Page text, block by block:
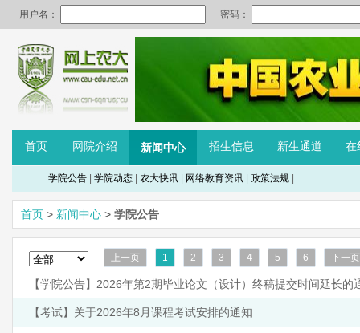
首页 网院介绍 新闻中心
学院公告 学院动态 农大快讯 网络教育资讯 政策法规
招生信息 新生通道 在
首页 > 新闻中心 > 学院公告
上一页 1 2 3 4 5 6 下一页
【学院公告】2026年第2期毕业论文（设计）终稿提交时间延长的
【考试】关于2026年8月课程考试安排的通知